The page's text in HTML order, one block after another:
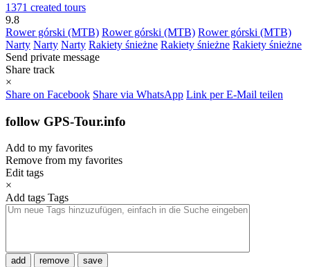
1371 created tours
9.8
Rower górski (MTB) Rower górski (MTB) Rower górski (MTB)
Narty Narty Narty Rakiety śnieżne Rakiety śnieżne Rakiety śnieżne
Send private message
Share track
×
Share on Facebook Share via WhatsApp Link per E-Mail teilen
follow GPS-Tour.info
Add to my favorites
Remove from my favorites
Edit tags
×
Add tags Tags
add remove save